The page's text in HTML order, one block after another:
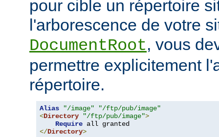
pour cible un répertoire
l'arborescence de votre
DocumentRoot, vous
permettre explicitement
répertoire.
Alias "/image"
"/ftp/pub/image"
<Directory "/ftp/pub/image">
Require
</Directory>